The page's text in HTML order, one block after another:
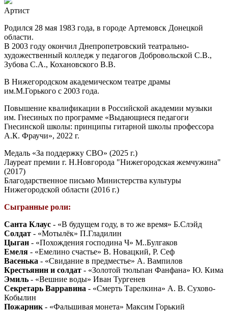
Артист
Родился 28 мая 1983 года, в городе Артемовск Донецкой
области.
В 2003 году окончил Днепропетровский театрально-
художественный колледж у педагогов Добровольской С.В.,
Зубова С.А., Кохановского В.В.
В Нижегородском академическом театре драмы
им.М.Горького с 2003 года.
Повышение квалификации в Российской академии музыки
им. Гнесиных по программе «Выдающиеся педагоги
Гнесинской школы: принципы гитарной школы профессора
А.К. Фраучи», 2022 г.
Медаль «За поддержку СВО» (2025 г.)
Лауреат премии г. Н.Новгорода "Нижегородская жемчужина"
(2017)
Благодарственное письмо Министерства культуры
Нижегородской области (2016 г.)
Сыгранные роли:
Санта Клаус - «В будущем году, в то же время» Б.Слэйд
Солдат - «Мотылёк» П.Гладилин
Цыган - «Похождения господина Ч» М..Булгаков
Емеля - «Емелино счастье» В. Новацкий, Р. Сеф
Васенька - «Свидание в предместье» А. Вампилов
Крестьянин и солдат - «Золотой тюльпан Фанфана» Ю. Кима
Эмиль - «Вешние воды» Иван Тургенев
Секретарь Варравина - «Смерть Тарелкина» А. В. Сухово-
Кобылин
Пожарник - «Фальшивая монета» Максим Горький